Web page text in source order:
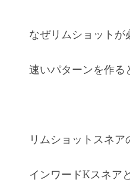
なぜリムショットが
速いパターンを作る
リムショットスネア
インワードKスネア